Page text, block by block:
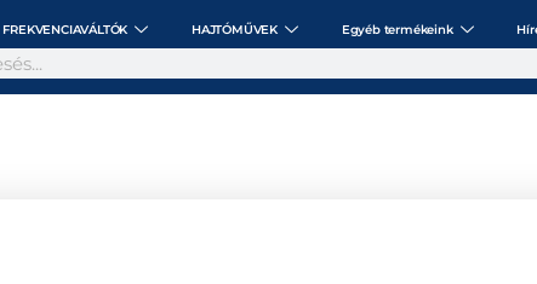
FREKVENCIAVÁLTÓK HAJTÓMŰVEK Egyéb termékeink